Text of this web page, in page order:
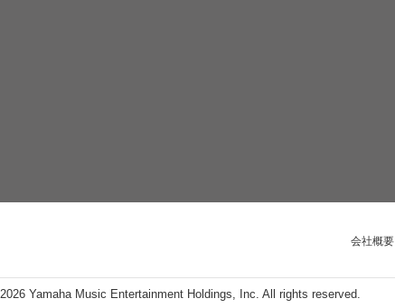
会社概要
2026 Yamaha Music Entertainment Holdings, Inc. All rights reserved.